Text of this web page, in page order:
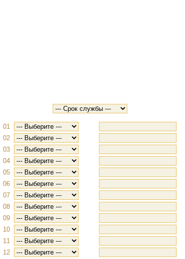
01
02
03
04
05
06
07
08
09
10
11
12